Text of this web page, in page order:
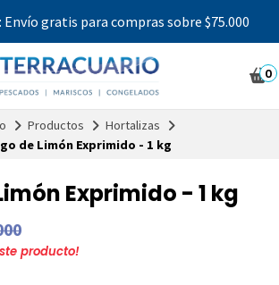
Envío gratis para compras sobre $75.000
0
Productos
Hortalizas
de Limón Exprimido - 1 kg
Exprimido - 1 kg
producto!